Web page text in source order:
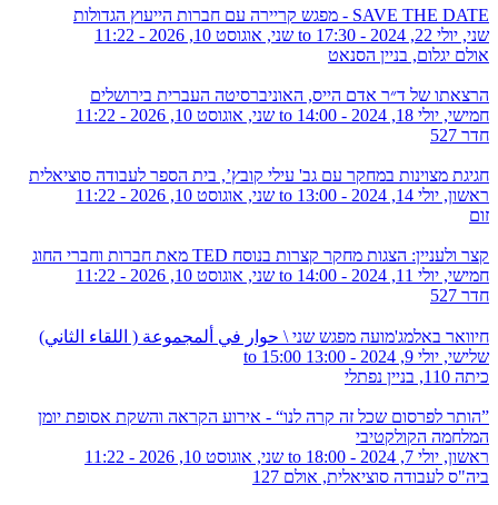
SAVE THE DATE - מפגש קריירה עם חברות הייעוץ הגדולות
שני, יולי 22, 2024 - 17:30
שני, אוגוסט 10, 2026 - 11:22
אולם יגלום, בניין הסנאט
הרצאתו של ד״ר אדם הייס, האוניברסיטה העברית בירושלים
חמישי, יולי 18, 2024 - 14:00
שני, אוגוסט 10, 2026 - 11:22
חדר 527
חגיגת מצוינות במחקר עם גב' עילי קובץ’, בית הספר לעבודה סוציאלית
ראשון, יולי 14, 2024 - 13:00
שני, אוגוסט 10, 2026 - 11:22
זום
קצר ולעניין: הצגות מחקר קצרות בנוסח TED מאת חברות וחברי החוג
חמישי, יולי 11, 2024 - 14:00
שני, אוגוסט 10, 2026 - 11:22
חדר 527
חיוואר באלמג'מועה מפגש שני \ حوار في ألمجموعة ( اللقاء الثاني)
שלישי, יולי 9, 2024 -
13:00
15:00
כיתה 110, בניין נפתלי
”הותר לפרסום שכל זה קרה לנו“ - אירוע הקראה והשקת אסופת יומן
המלחמה הקולקטיבי
ראשון, יולי 7, 2024 - 18:00
שני, אוגוסט 10, 2026 - 11:22
ביה"ס לעבודה סוציאלית, אולם 127